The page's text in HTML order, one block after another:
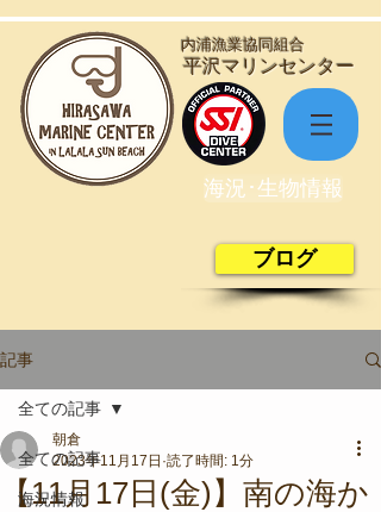
​平沢マリンセンター
​内浦漁業協同組合
海況･生物情報
ブログ
記事
全ての記事
海況情報
全ての記事
【11月17日(金)】南の海か
朝倉
2023年11月17日 読了時間: 1分